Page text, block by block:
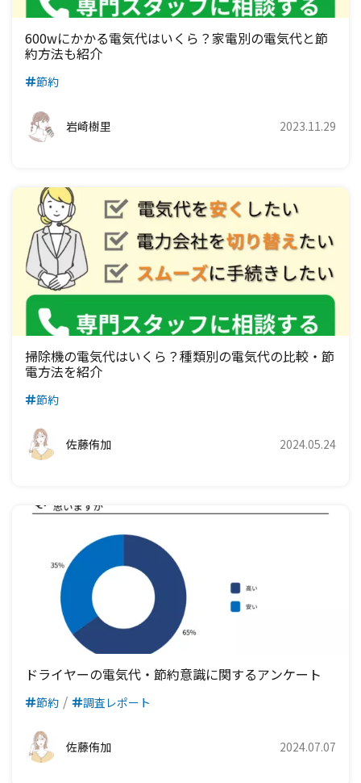
600wにかかる電気代はいくら？家電別の電気代と節
約方法も紹介
節約
岩崎樹里 2023.11.29
掃除機の電気代はいくら？種類別の電気代の比較・節
電方法を紹介
節約
佐藤侑加 2024.05.24
ドライヤーの電気代・節約意識に関するアンケート
節約 調査レポート
佐藤侑加 2024.07.07